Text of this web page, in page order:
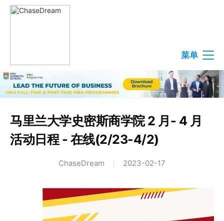
菜单
马里兰大学史密斯商学院 2 月- 4 月
活动日程 - 在线(2/23-4/2)
ChaseDream 2023-02-17